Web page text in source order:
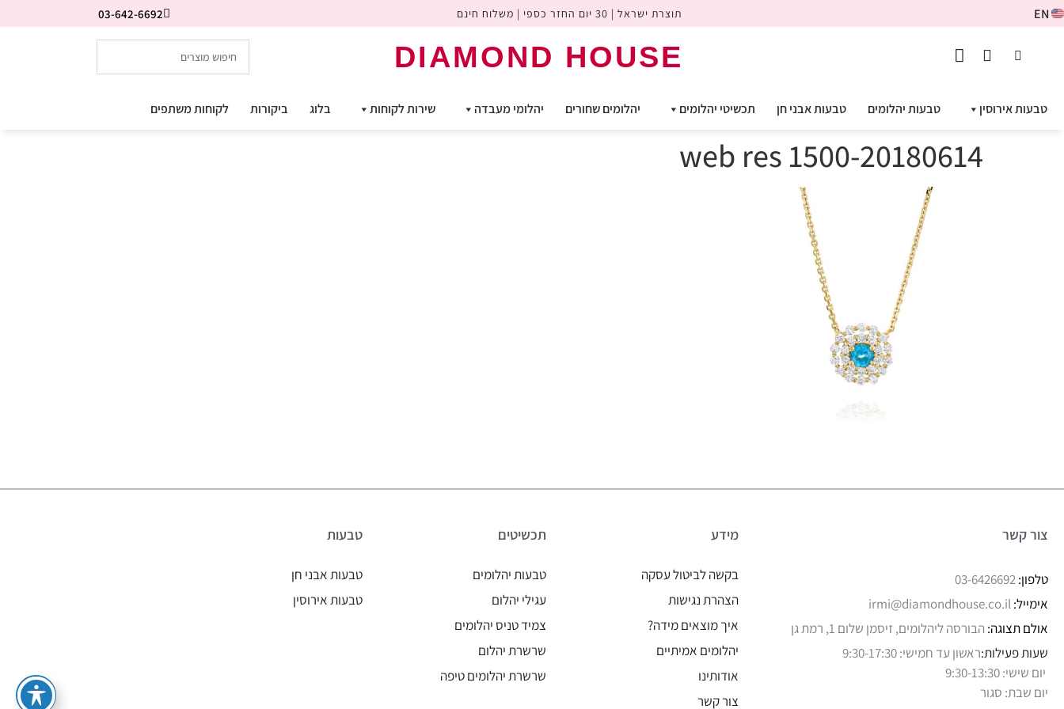
EN תוצרת ישראל | 30 יום החזר כספי | משלוח חינם 03-642-6692
DIAMOND HOUSE
טבעות אירוסין טבעות יהלומים טבעות אבני חן תכשיטי יהלומים יהלומים שחורים יהלומי מעבדה שירות לקוחות בלוג ביקורות לקוחות משתפים
20180614-web res 1500
צור קשר
טלפון:03-6426692
אימייל:irmi@diamondhouse.co.il
אולם תצוגה: הבורסה ליהלומים, זיסמן שלום 1, רמת גן
שעות פעילות:ראשון עד חמישי: 9:30-17:30
יום שישי: 9:30-13:30
יום שבת: סגור
מידע
בקשה לביטול עסקה
הצהרת נגישות
איך מוצאים מידה?
יהלומים אמיתיים
אודותינו
צור קשר
תכשיטים
טבעות יהלומים
עגילי יהלום
צמיד טניס יהלומים
שרשרת יהלום
שרשרת יהלומים טיפה
טבעות
טבעות אבני חן
טבעות אירוסין